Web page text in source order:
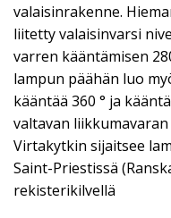
valaisinrakenne.
liitetty valaisinvarsi
varren kääntämisen
lampun päähän luo
kääntää 360 ° ja
valtavan
Virtakytkin sijaitsee
Saint-Priestissä
rekisterikilvellä